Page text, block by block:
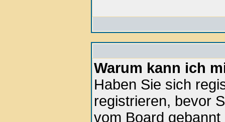
Warum kann ich
Haben Sie sich
registrieren, bevor
vom Board